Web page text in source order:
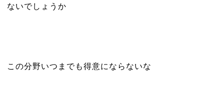
ないでしょうか
この分野いつまでも得意にならないな